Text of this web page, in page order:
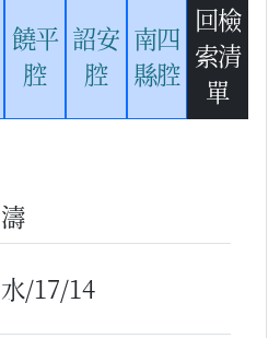
饒平
腔
詔安
腔
南四
縣腔
回檢
索清
單
濤
水/17/14